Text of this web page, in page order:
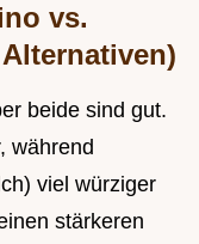
vs.
beide sind gut.
während
viel würziger
stärkeren